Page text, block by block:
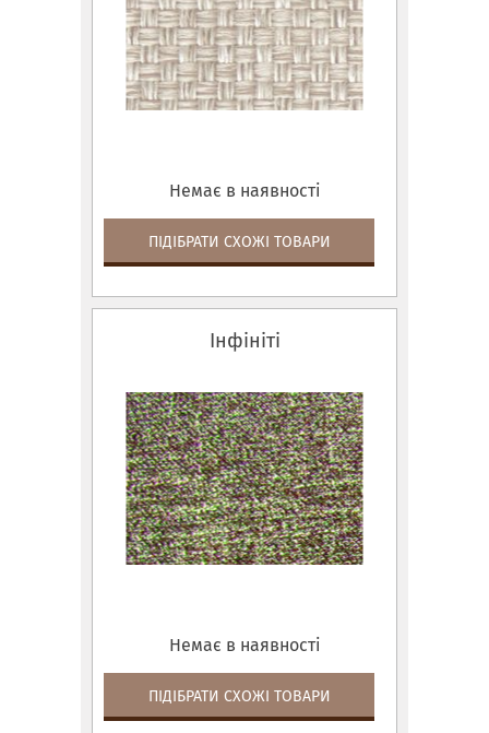
Немає в наявності
ПІДІБРАТИ СХОЖІ ТОВАРИ
Інфініті
Немає в наявності
ПІДІБРАТИ СХОЖІ ТОВАРИ